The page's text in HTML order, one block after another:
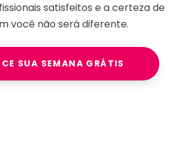
satisfeitos e a certeza de
você não será diferente.
SUA SEMANA GRÁTIS